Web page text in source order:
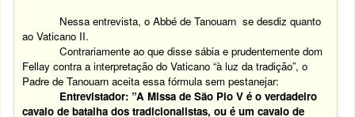
Nessa entrevista, o Abbé de Tanouarn se desdiz quanto
ao Vaticano II.
Contrariamente ao que disse sábia e prudentemente dom
Fellay contra a interpretação do Vaticano “à luz da tradição”, o
Padre de Tanouarn aceita essa fórmula sem pestanejar:
Entrevistador: ”A Missa de São Pio V é o verdadeiro
cavalo de batalha dos tradicionalistas, ou é um cavalo de